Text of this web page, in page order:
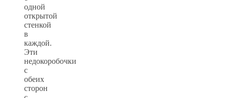
одной
открытой
стенкой
в
каждой.
Эти
недокоробочки
с
обеих
сторон